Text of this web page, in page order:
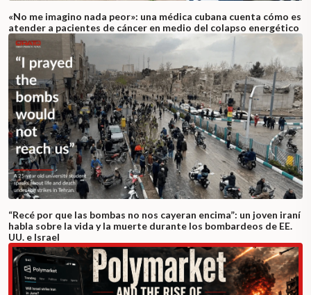
«No me imagino nada peor»: una médica cubana cuenta cómo es
atender a pacientes de cáncer en medio del colapso energético
“Recé por que las bombas no nos cayeran encima”: un joven iraní
habla sobre la vida y la muerte durante los bombardeos de EE.
UU. e Israel